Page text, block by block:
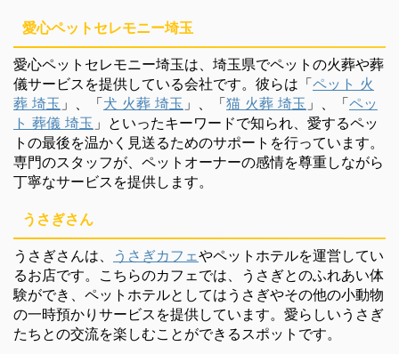
愛心ペットセレモニー埼玉
愛心ペットセレモニー埼玉は、埼玉県でペットの火葬や葬
儀サービスを提供している会社です。彼らは「ペット 火
葬 埼玉 」、「犬 火葬 埼玉 」、「猫 火葬 埼玉 」、「ペッ
ト 葬儀 埼玉 」といったキーワードで知られ、愛するペッ
トの最後を温かく見送るためのサポートを行っています。
専門のスタッフが、ペットオーナーの感情を尊重しながら
丁寧なサービスを提供します。
うさぎさん
うさぎさんは、 うさぎカフェやペットホテルを運営してい
るお店です。こちらのカフェでは、うさぎとのふれあい体
験ができ、ペットホテルとしてはうさぎやその他の小動物
の一時預かりサービスを提供しています。愛らしいうさぎ
たちとの交流を楽しむことができるスポットです。